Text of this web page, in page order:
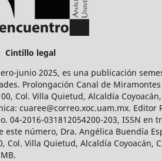
Cintillo legal
junio 2025, es una publicación
Prolongación Canal de Miramontes
Col. Villa Quietud, Alcaldía
cuaree@correo.xoc.uam.mx. Editor
04-2016-031812054200-203, ISSN
número, Dra. Angélica Buendía
Villa Quietud, Alcaldía Coyoacán,